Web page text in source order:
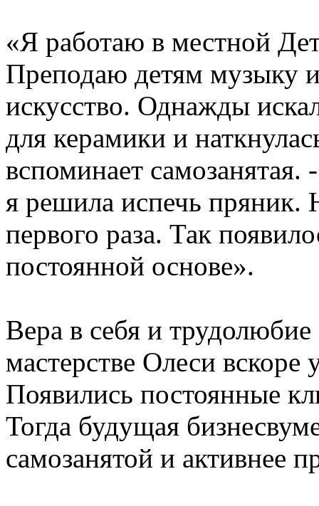
«Я работаю в местной
Преподаю детям музыку
искусство. Однажды
для керамики и
вспоминает
я решила испечь пряник.
первого раза. Так
постоянной основе».
Вера в себя и
мастерстве Олеси вскоре
Появились постоянные
Тогда будущая
самозанятой и активнее